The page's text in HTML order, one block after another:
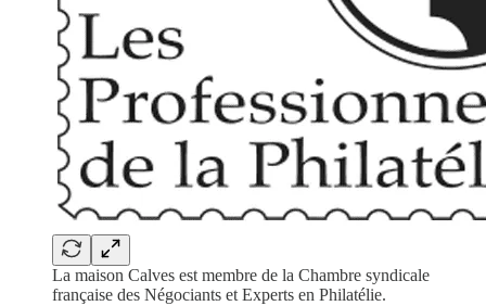
La maison Calves est membre de la Chambre syndicale
française des Négociants et Experts en Philatélie.